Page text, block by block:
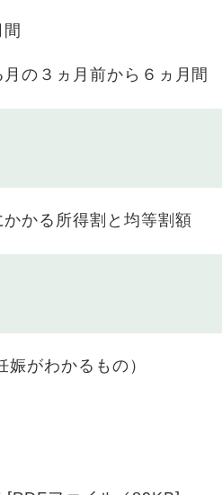
の３ヵ月前から６ヵ月間
かる所得割と均等割額
がわかるもの）